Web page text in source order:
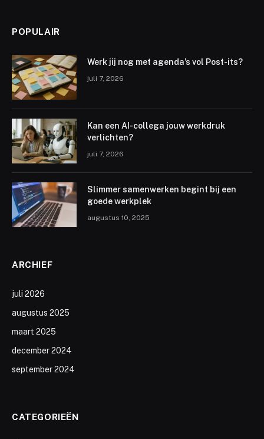
POPULAIR
Werk jij nog met agenda’s vol Post-its?
juli 7, 2026
Kan een AI-collega jouw werkdruk
verlichten?
juli 7, 2026
Slimmer samenwerken begint bij een
goede werkplek
augustus 10, 2025
ARCHIEF
juli 2026
augustus 2025
maart 2025
december 2024
september 2024
CATEGORIEËN